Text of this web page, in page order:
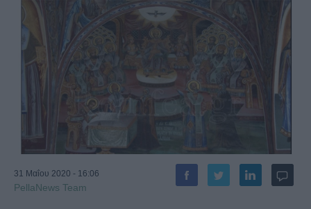
31 Μαΐου 2020 - 16:06
PellaNews Team